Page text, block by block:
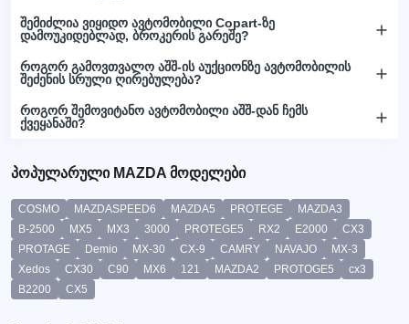
შემიძლია ვიყიდო ავტომობილი Copart-ზე
დამოუკიდებლად, ბროკერის გარეშე?
როგორ გამოვთვალო აშშ-ის აუქციონზე ავტომობილის
შეძენის სრული ღირებულება?
როგორ შემოვიტანო ავტომობილი აშშ-დან ჩემს
ქვეყანაში?
პოპულარული MAZDA მოდელები
COSMO MAZDASPEED6 MAZDA5 PROTEGE
MAZDA3
B-2500
MX5 MX3 3000 PROTEGE5 RX2 E2000
CX3
PROTAGE
Demio MX-30 CX-9 CAMRY NAVAJO
MX-3
Xedos
CX30 C90 MX6 121 MAZDA2 PROTOGE5
cx3
B2200
CX5